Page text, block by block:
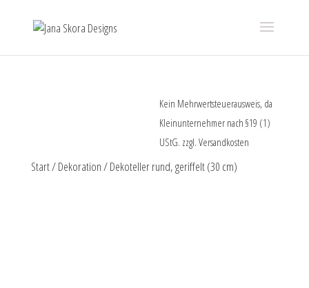
Kein Mehrwertsteuerausweis, da
Kleinunternehmer nach §19 (1)
UStG. zzgl.Versandkosten
Start/Dekoration/ Dekoteller rund, geriffelt (30 cm)